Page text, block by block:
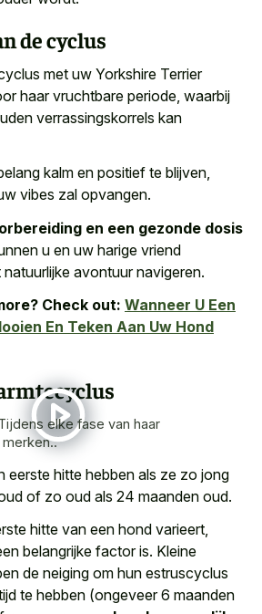
de cyclus
met uw Yorkshire Terrier
haar vruchtbare periode, waarbij
verrassingskorrels kan
kalm en positief te blijven,
vibes zal opvangen.
en een gezonde dosis
u en uw harige vriend
avontuur navigeren.
Check out: Wanneer U Een
En Teken Aan Uw Hond
elke fase van haar
eerste hitte hebben als ze zo jong
of zo oud als 24 maanden oud.
hitte van een hond varieert,
belangrijke factor is. Kleine
de neiging om hun estruscyclus
te hebben (ongeveer 6 maanden